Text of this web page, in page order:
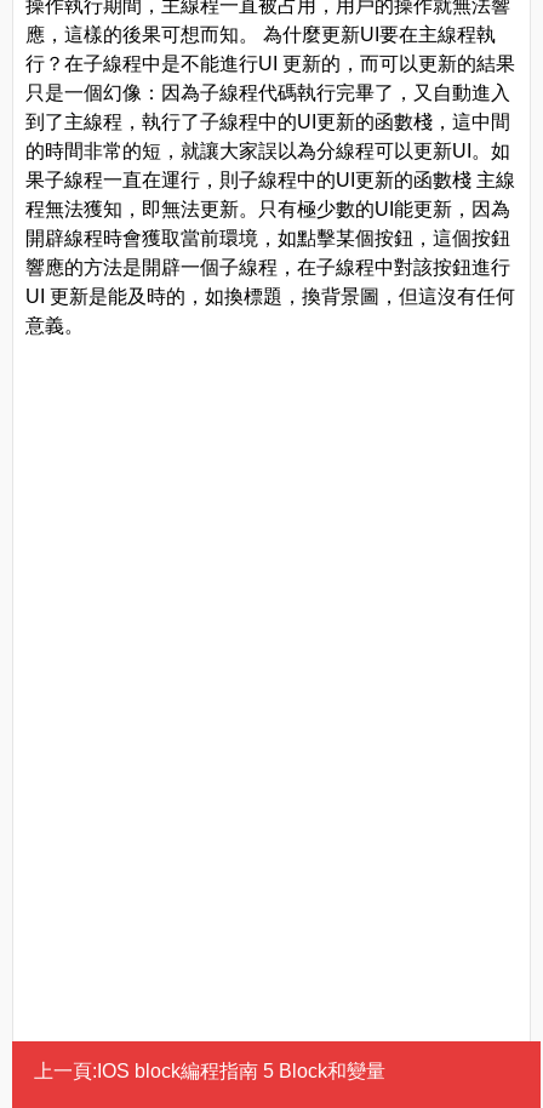
操作執行期間，主線程一直被占用，用戶的操作就無法響
應，這樣的後果可想而知。 為什麼更新UI要在主線程執
行？在子線程中是不能進行UI 更新的，而可以更新的結果
只是一個幻像：因為子線程代碼執行完畢了，又自動進入
到了主線程，執行了子線程中的UI更新的函數棧，這中間
的時間非常的短，就讓大家誤以為分線程可以更新UI。如
果子線程一直在運行，則子線程中的UI更新的函數棧 主線
程無法獲知，即無法更新。只有極少數的UI能更新，因為
開辟線程時會獲取當前環境，如點擊某個按鈕，這個按鈕
響應的方法是開辟一個子線程，在子線程中對該按鈕進行
UI 更新是能及時的，如換標題，換背景圖，但這沒有任何
意義。
上一頁: IOS block編程指南 5 Block和變量